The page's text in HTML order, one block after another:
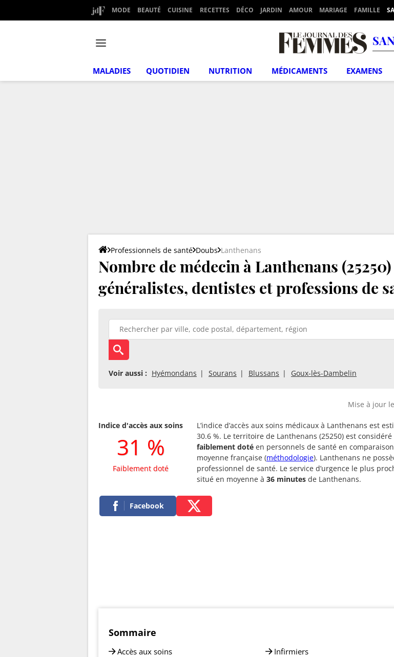
MODE BEAUTÉ CUISINE RECETTES DÉCO JARDIN AMOUR MARIAGE FAMILLE
MALADIES QUOTIDIEN NUTRITION MÉDICAMENTS EXAMENS
Professionnels de santé Doubs Lanthenans
Nombre de médecin à Lanthenans (25250)
généralistes, dentistes et professions de
Voir aussi : Hyémondans Sourans Blussans Goux-lès-Dambelin
Mise à jour
Indice d'accès aux soins
31 %
Faiblement doté
L’indice d’accès aux soins médicaux à Lanthenans est
30.6 %. Le territoire de Lanthenans (25250) est
faiblement doté en personnels de santé en
moyenne française (méthodologie). Lanthenans ne
professionnel de santé. Le service d’urgence le plus
situé en moyenne à 36 minutes de Lanthenans.
Facebook
Sommaire
Accès aux soins
Infirmiers